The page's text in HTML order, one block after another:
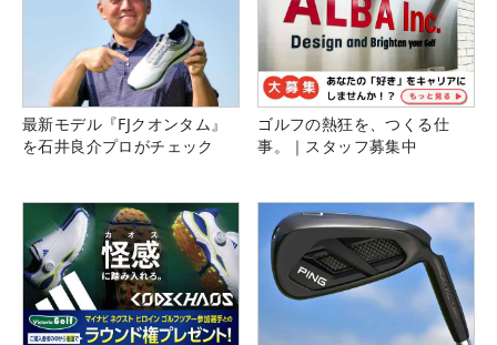
最新モデル『FJクオンタム』
を石井良介プロがチェック
ゴルフの熱狂を、つくる仕
事。｜スタッフ募集中